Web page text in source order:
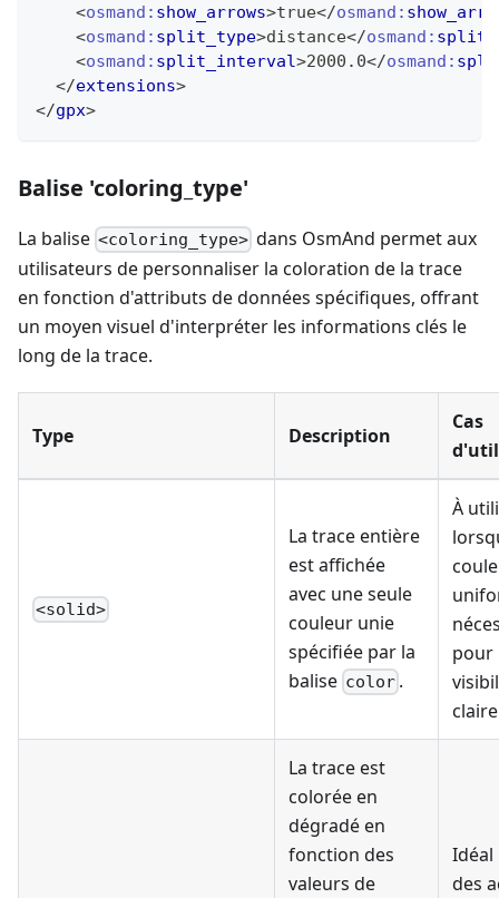
<osmand: show_arrows>true</osmand:
<osmand: split_type>distance</osmand:
<osmand: split_interval>2000.0</osmand:
</extensions>
</gpx>
Balise 'coloring_type'
La balise <coloring_type> dans OsmAnd permet aux
utilisateurs de personnaliser la coloration de la trace
en fonction d'attributs de données spécifiques, offrant
un moyen visuel d'interpréter les informations clés le
long de la trace.
Type Description
Cas
<solid>
La trace entière
est affichée
avec une seule
couleur unie
spécifiée par la
balise color .
À
pour
La trace est
colorée en
dégradé en
fonction des
valeurs de
des